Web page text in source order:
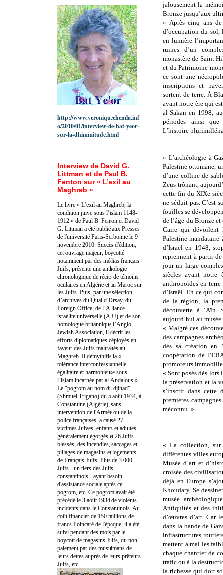
jalousement la
Bronze jusqu’aux
« Après cinq ans
d’occupation du sol,
en lumière
ruines d’un
monastère de Saint
et du Patrimoine
ce sont une
inscriptions et
sortent de terre. À
avant notre ère qui
al-Sakan en 1998,
périodes ainsi que
L’histoire
« L’archéologie à
Palestine ottomane,
d’une colline de
Zeus trônant,
cette fin du XIXe
ne séduit pas. C’est
fouilles se
de l’âge du Bronze
Caire qui dévoilent
Palestine
d’Israël en 1948,
reprennent à partir
jour un large
siècles avant notre
anthropoïdes en
d’Israël. En ce qui
de la région, la
découverte à ‘Aïn
aujourd’hui au
« Malgré ces
des campagnes
dès sa création en
coopération de
promoteurs
« Sont posés dès
la préservation et la
s’inscrit dans cette
premières
méconnu. »
« La collection, sur
différentes villes
Musée d’art et
croisée des
déjà en Europe
Khoudary. Se
musée
Antiquités et des
d’œuvres d’art. Car
dans la bande de
infrastructures
mettent à mal les
chaque chantier de
trafic ou à la
la richesse qui dort
http://www.veroniquechemla.inf
o/2010/01/interview-de-bat-yeor-
sur-la-dhimmitude.html
Interview de David G.
Littman et de Paul B.
Fenton sur « L’exil au
Maghreb »
Le livre « L’exil au Maghreb, la
condition juive sous l’islam 1148-
1912 » de Paul B. Fenton et David
G. Littman a été publié aux Presses
de l'université Paris-Sorbonne le 9
novembre 2010. Succès d'édition,
cet ouvrage majeur, boycotté
notamment par des médias français
Juifs, présente une anthologie
chronologique de récits de témoins
oculaires en Algérie et au Maroc sur
les Juifs. Puis, par une sélection
d’archives du Quai d’Orsay, du
Foreign Office, de l’Alliance
israélite universelle (AIU) et de son
homologue britannique l’Anglo-
Jewish Association, il décrit les
efforts diplomatiques déployés en
faveur des Juifs maltraités au
Maghreb. Il démythifie la «
tolérance interconfessionnelle
égalitaire et harmonieuse sous
l’islam incarnée par al-Andalous ».
Le "pogrom au nom du djihad"
(Shmuel Trigano) du 5 août 1934, à
Constantine (Algérie), sans
intervention de l'Armée ou de la
police françaises, a causé 27
victimes Juives, enfants et adultes
généralement égorgés et 26 Juifs
blessés, des incendies, saccages et
pillages de magasins et logements
de Français Juifs. Plus de 3 000
Juifs - un tiers des Juifs
constantinois - ayant besoin
d'assistance sociale après ce
pogrom, etc. Ce pogrom avait été
précédé le 3 août 1934 de violents
incidents dans le Constantinois. Au
coût financier de 150 millions de
francs Poincaré de l'époque, il a été
suivi pendant des mois par le
boycott de magasins Juifs, du non
paiement par des musulmans de
leurs dettes auprès de leurs prêteurs
Juifs, etc.